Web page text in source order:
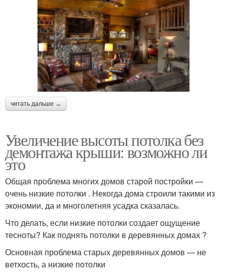
читать дальше →
Увеличение высоты потолка без
демонтажа крыши: возможно ли
это
Общая проблема многих домов старой постройки —
очень низкие потолки . Некогда дома строили такими из
экономии, да и многолетняя усадка сказалась.
Что делать, если низкие потолки создает ощущение
тесноты? Как поднять потолки в деревянных домах ?
Основная проблема старых деревянных домов — не
ветхость, а низкие потолки